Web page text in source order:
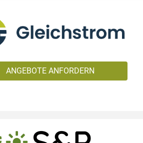
ANGEBOTE ANFORDERN